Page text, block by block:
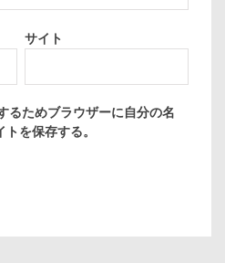
サイト
るためブラウザーに自分の名
を保存する。